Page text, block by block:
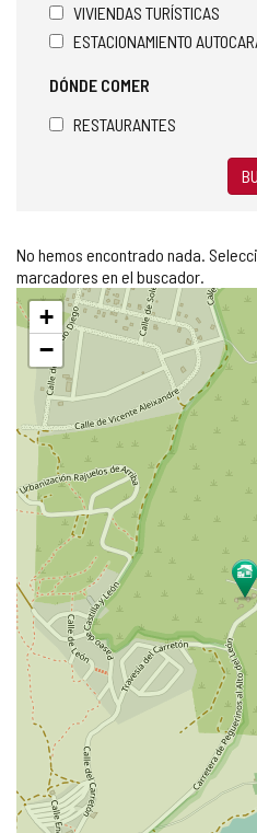
VIVIENDAS TURÍSTICAS
ESTACIONAMIENTO
DÓNDE COMER
RESTAURANTES
No hemos encontrado nada.
marcadores en el buscador.
Saltar
mapa
+
−